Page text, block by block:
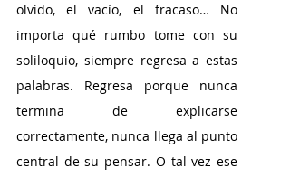
olvido, el vacío, el fracaso… No
importa qué rumbo tome con su
soliloquio, siempre regresa a estas
palabras. Regresa porque nunca
termina de explicarse
correctamente, nunca llega al punto
central de su pensar. O tal vez ese